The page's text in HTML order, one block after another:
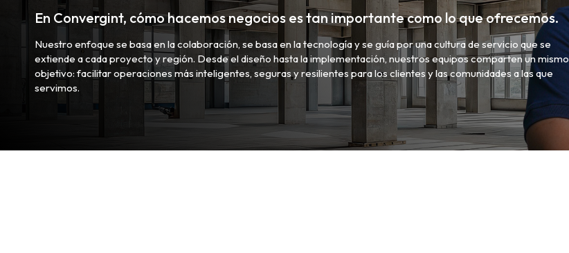
En Convergint, cómo hacemos negocios es tan importante como lo que ofrecemos.
Nuestro enfoque se basa en la colaboración, se basa en la tecnología y se guía por una cultura de servicio que se
extiende a cada proyecto y región. Desde el diseño hasta la implementación, nuestros equipos comparten un mismo
objetivo: facilitar operaciones más inteligentes, seguras y resilientes para los clientes y las comunidades a las que
servimos.